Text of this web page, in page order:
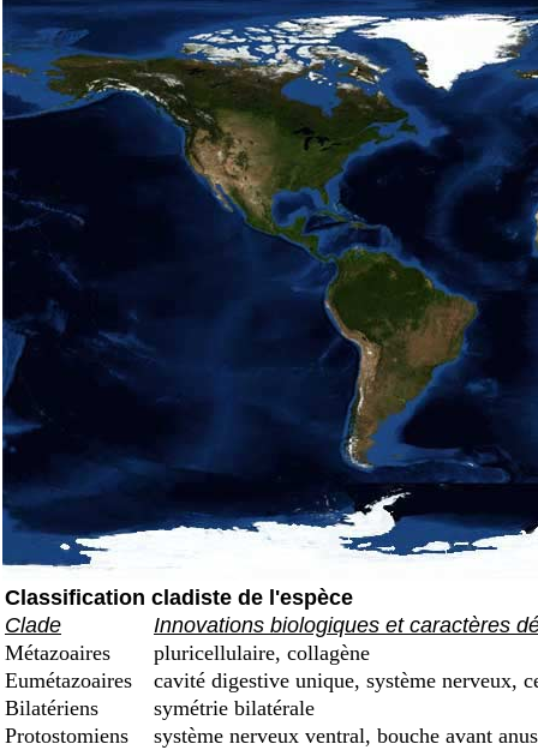
Classification cladiste de l'espèce
Clade
Innovations biologiques et caractères
Métazoaires
pluricellulaire, collagène
Eumétazoaires
cavité digestive unique, système nerveux,
Bilatériens
symétrie bilatérale
Protostomiens
système nerveux ventral, bouche avant anus